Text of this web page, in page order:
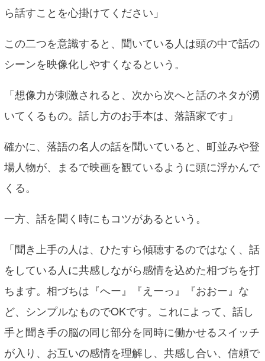
ら話すことを心掛けてください」
この二つを意識すると、聞いている人は頭の中で話の
シーンを映像化しやすくなるという。
「想像力が刺激されると、次から次へと話のネタが湧
いてくるもの。話し方のお手本は、落語家です」
確かに、落語の名人の話を聞いていると、町並みや登
場人物が、まるで映画を観ているように頭に浮かんで
くる。
一方、話を聞く時にもコツがあるという。
「聞き上手の人は、ひたすら傾聴するのではなく、話
をしている人に共感しながら感情を込めた相づちを打
ちます。相づちは『へー』『えーっ』『おおー』な
ど、シンプルなものでOKです。これによって、話し
手と聞き手の脳の同じ部分を同時に働かせるスイッチ
が入り、お互いの感情を理解し、共感し合い、信頼で